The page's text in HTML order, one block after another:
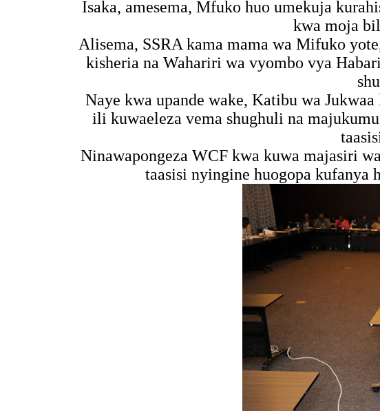
Isaka, amesema, Mfuko huo umekuja
kwa moja
Alisema, SSRA kama mama wa Mifuko
kisheria na Wahariri wa vyombo vya
Naye kwa upande wake, Katibu wa
ili kuwaeleza vema shughuli na
Ninawapongeza WCF kwa kuwa majasiri
taasisi nyingine huogopa kufanya